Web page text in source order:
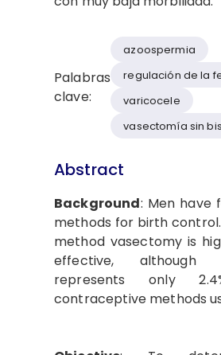
Palabras
clave:
azoospermia
regulación de la
varicocele
vasectomía sin
Abstract
Background: Men have
methods for birth
method vasectomy is
effective, although
represents only
contraceptive methods